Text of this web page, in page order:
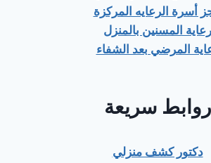
أسرة الرعايه المركزة
رعاية المسنين بالمنزل
المرضي بعد الشفاء
روابط سريعة
دكتور كشف منزلي